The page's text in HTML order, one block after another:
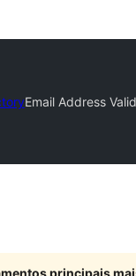
Email Address
principais